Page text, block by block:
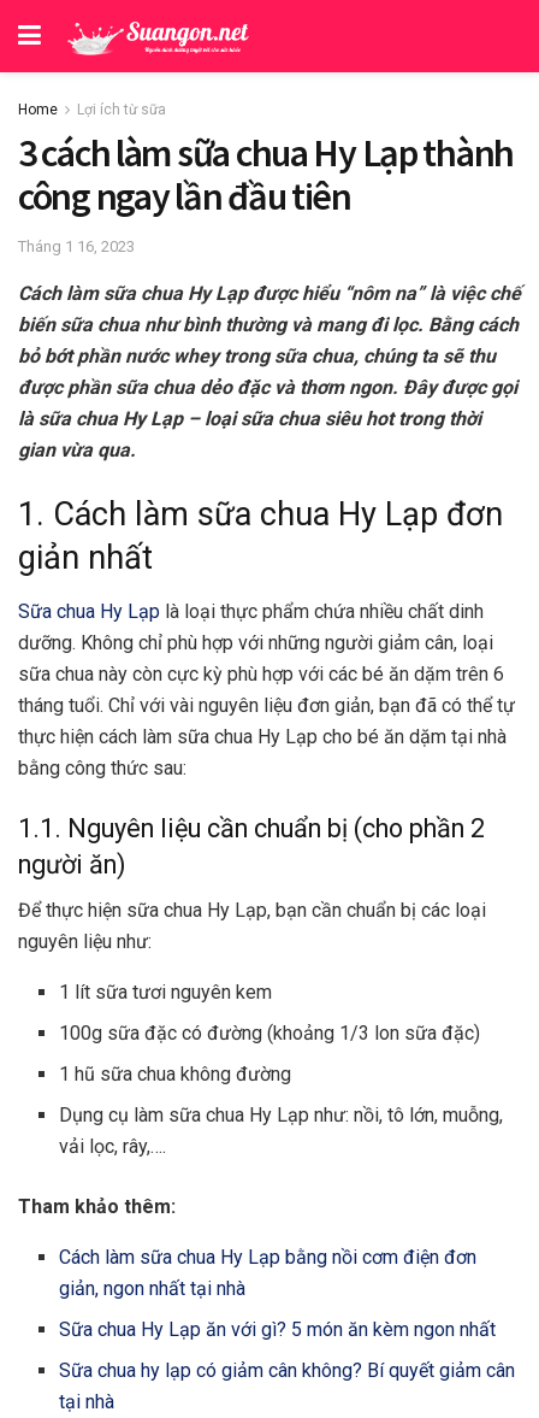
Home Lợi ích từ sữa
3 cách làm sữa chua Hy Lạp thành
công ngay lần đầu tiên
Tháng 1 16, 2023
Cách làm sữa chua Hy Lạp được hiểu “nôm na” là việc chế
biến sữa chua như bình thường và mang đi lọc. Bằng cách
bỏ bớt phần nước whey trong sữa chua, chúng ta sẽ thu
được phần sữa chua dẻo đặc và thơm ngon. Đây được gọi
là sữa chua Hy Lạp – loại sữa chua siêu hot trong thời
gian vừa qua.
1. Cách làm sữa chua Hy Lạp đơn
giản nhất
Sữa chua Hy Lạp là loại thực phẩm chứa nhiều chất dinh
dưỡng. Không chỉ phù hợp với những người giảm cân, loại
sữa chua này còn cực kỳ phù hợp với các bé ăn dặm trên 6
tháng tuổi. Chỉ với vài nguyên liệu đơn giản, bạn đã có thể tự
thực hiện cách làm sữa chua Hy Lạp cho bé ăn dặm tại nhà
bằng công thức sau:
1.1. Nguyên liệu cần chuẩn bị (cho phần 2
người ăn)
Để thực hiện sữa chua Hy Lạp, bạn cần chuẩn bị các loại
nguyên liệu như:
1 lít sữa tươi nguyên kem
100g sữa đặc có đường (khoảng 1/3 lon sữa đặc)
1 hũ sữa chua không đường
Dụng cụ làm sữa chua Hy Lạp như: nồi, tô lớn, muỗng,
vải lọc, rây,….
Tham khảo thêm:
Cách làm sữa chua Hy Lạp bằng nồi cơm điện đơn
giản, ngon nhất tại nhà
Sữa chua Hy Lạp ăn với gì? 5 món ăn kèm ngon nhất
Sữa chua hy lạp có giảm cân không? Bí quyết giảm cân
tại nhà